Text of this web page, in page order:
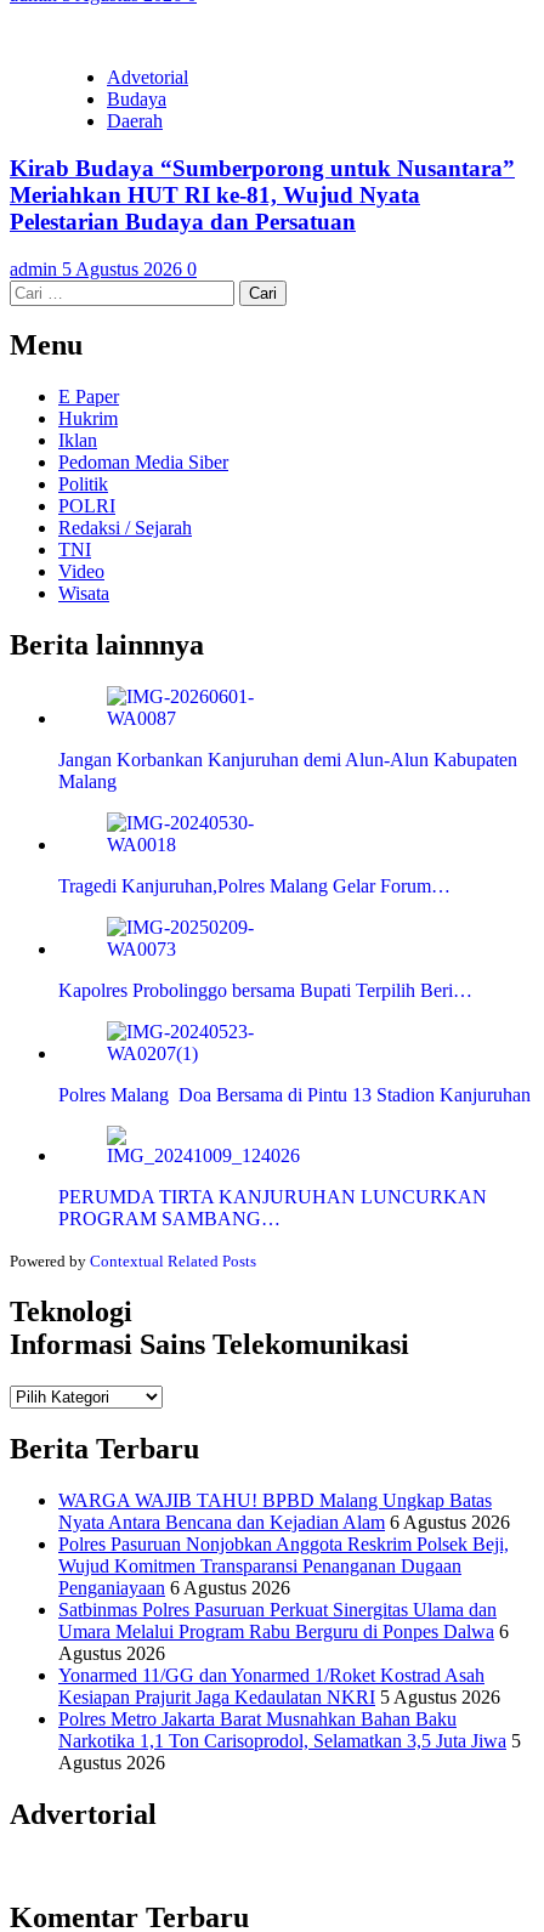
Advetorial
Budaya
Daerah
Kirab Budaya “Sumberporong untuk Nusantara”
Meriahkan HUT RI ke-81, Wujud Nyata
Pelestarian Budaya dan Persatuan
admin 5 Agustus 2026 0
Cari
untuk:
Menu
E Paper
Hukrim
Iklan
Pedoman Media Siber
Politik
POLRI
Redaksi / Sejarah
TNI
Video
Wisata
Berita lainnnya
Jangan Korbankan Kanjuruhan demi Alun-Alun Kabupaten
Malang
Tragedi Kanjuruhan,Polres Malang Gelar Forum…
Kapolres Probolinggo bersama Bupati Terpilih Beri…
Polres Malang Doa Bersama di Pintu 13 Stadion Kanjuruhan
PERUMDA TIRTA KANJURUHAN LUNCURKAN
PROGRAM SAMBANG…
Powered by Contextual Related Posts
Teknologi
Informasi Sains Telekomunikasi
Teknologi
Berita Terbaru
WARGA WAJIB TAHU! BPBD Malang Ungkap Batas
Nyata Antara Bencana dan Kejadian Alam 6 Agustus 2026
Polres Pasuruan Nonjobkan Anggota Reskrim Polsek Beji,
Wujud Komitmen Transparansi Penanganan Dugaan
Penganiayaan 6 Agustus 2026
Satbinmas Polres Pasuruan Perkuat Sinergitas Ulama dan
Umara Melalui Program Rabu Berguru di Ponpes Dalwa 6
Agustus 2026
Yonarmed 11/GG dan Yonarmed 1/Roket Kostrad Asah
Kesiapan Prajurit Jaga Kedaulatan NKRI 5 Agustus 2026
Polres Metro Jakarta Barat Musnahkan Bahan Baku
Narkotika 1,1 Ton Carisoprodol, Selamatkan 3,5 Juta Jiwa 5
Agustus 2026
Advertorial
Komentar Terbaru